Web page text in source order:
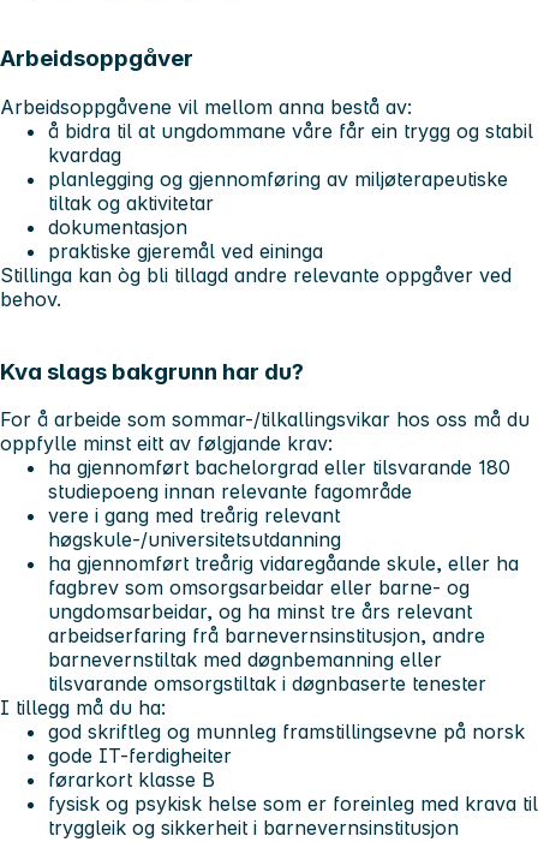
Arbeidsoppgåver
Arbeidsoppgåvene vil mellom anna bestå av:
å bidra til at ungdommane våre får ein trygg og stabil
kvardag
planlegging og gjennomføring av miljøterapeutiske
tiltak og aktivitetar
dokumentasjon
praktiske gjeremål ved eininga
Stillinga kan òg bli tillagd andre relevante oppgåver ved
behov.
Kva slags bakgrunn har du?
For å arbeide som sommar-/tilkallingsvikar hos oss må du
oppfylle minst eitt av følgjande krav:
ha gjennomført bachelorgrad eller tilsvarande 180
studiepoeng innan relevante fagområde
vere i gang med treårig relevant
høgskule-/universitetsutdanning
ha gjennomført treårig vidaregåande skule, eller ha
fagbrev som omsorgsarbeidar eller barne- og
ungdomsarbeidar, og ha minst tre års relevant
arbeidserfaring frå barnevernsinstitusjon, andre
barnevernstiltak med døgnbemanning eller
tilsvarande omsorgstiltak i døgnbaserte tenester
I tillegg må du ha:
god skriftleg og munnleg framstillingsevne på norsk
gode IT-ferdigheiter
førarkort klasse B
fysisk og psykisk helse som er foreinleg med krava til
tryggleik og sikkerheit i barnevernsinstitusjon